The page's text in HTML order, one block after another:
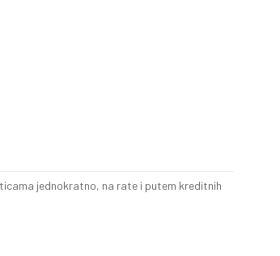
jednokratno, na rate i putem kreditnih